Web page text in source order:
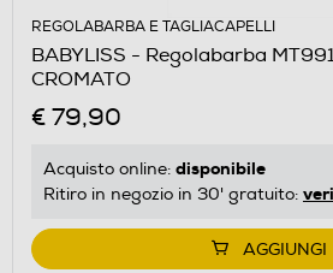
REGOLABARBA E TAGLIACAPELLI
BABYLISS - Regolabarba
CROMATO
€ 79,90
Acquisto online: disponibile
Ritiro in negozio in 30' gratuito:
AGGIUNGI